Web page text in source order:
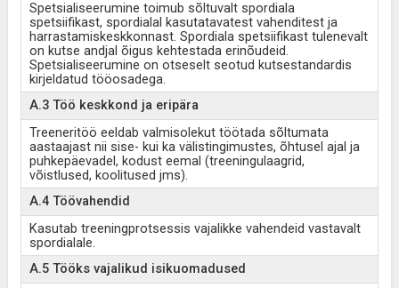
Spetsialiseerumine toimub sõltuvalt spordiala
spetsiifikast, spordialal kasutatavatest vahenditest ja
harrastamiskeskkonnast. Spordiala spetsiifikast tulenevalt
on kutse andjal õigus kehtestada erinõudeid.
Spetsialiseerumine on otseselt seotud kutsestandardis
kirjeldatud tööosadega.
A.3 Töö keskkond ja eripära
Treeneritöö eeldab valmisolekut töötada sõltumata
aastaajast nii sise- kui ka välistingimustes, õhtusel ajal ja
puhkepäevadel, kodust eemal (treeningulaagrid,
võistlused, koolitused jms).
A.4 Töövahendid
Kasutab treeningprotsessis vajalikke vahendeid vastavalt
spordialale.
A.5 Tööks vajalikud isikuomadused